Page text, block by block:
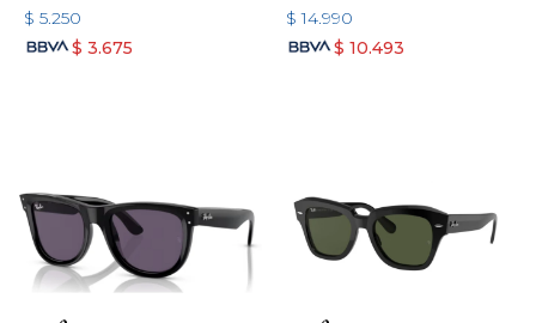
$ 5.250
$ 3.675
$ 14.990
$ 10.493